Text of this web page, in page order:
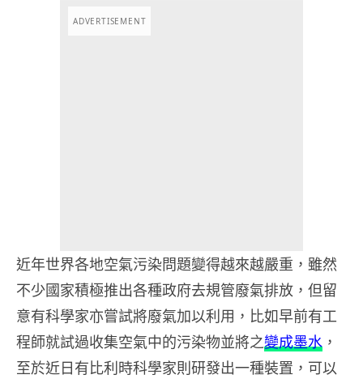
ADVERTISEMENT
近年世界各地空氣污染問題變得越來越嚴重，雖然
不少國家積極推出各種政府去規管廢氣排放，但留
意有科學家亦嘗試將廢氣加以利用，比如早前有工
程師就試過收集空氣中的污染物並將之變成墨水 ，
至於近日有比利時科學家則研發出一種裝置，可以